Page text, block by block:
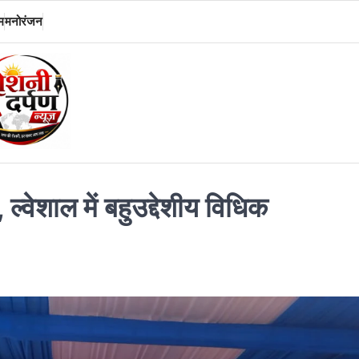
मनोरंजन
में बहुउद्देशीय विधिक